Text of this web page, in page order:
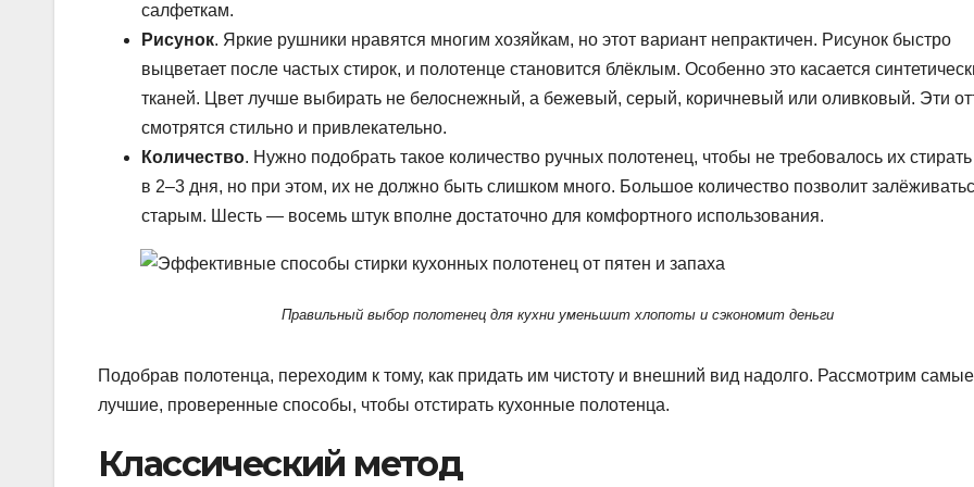
салфеткам.
Рисунок. Яркие рушники нравятся многим хозяйкам, но этот вариант непрактичен. Рисунок быстро
выцветает после частых стирок, и полотенце становится блёклым. Особенно это касается
тканей. Цвет лучше выбирать не белоснежный, а бежевый, серый, коричневый или оливковый. Эти
смотрятся стильно и привлекательно.
Количество. Нужно подобрать такое количество ручных полотенец, чтобы не требовалось их
в 2–3 дня, но при этом, их не должно быть слишком много. Большое количество позволит
старым. Шесть — восемь штук вполне достаточно для комфортного использования.
Правильный выбор полотенец для кухни уменьшит хлопоты и сэкономит деньги
Подобрав полотенца, переходим к тому, как придать им чистоту и внешний вид надолго. Рассмотрим самые
лучшие, проверенные способы, чтобы отстирать кухонные полотенца.
Классический метод